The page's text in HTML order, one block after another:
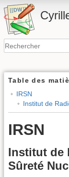
Table des
IRSN
Institut de
IRSN
Institut de
Sûreté